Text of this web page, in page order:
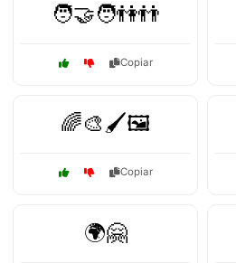
🧑‍🤝‍🧑👫👬
Copiar
🌈🎨🖌️🖼️
Copiar
🌍🤗